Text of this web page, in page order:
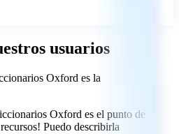
usuarios
Oxford es la
Oxford es el punto de
Puedo describirla